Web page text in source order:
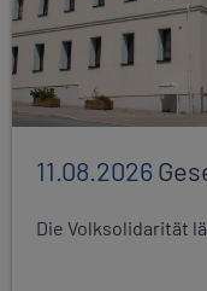
11.08.2026
Die Volksolidarität